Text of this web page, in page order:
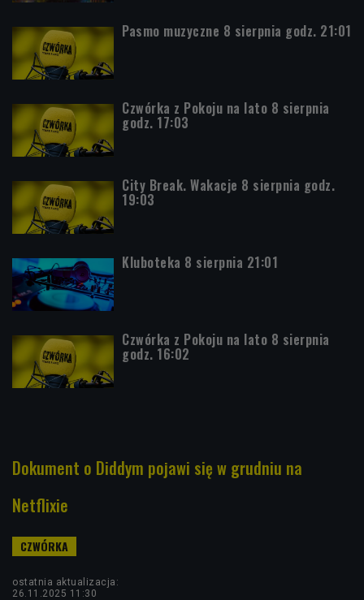
Pasmo muzyczne 8 sierpnia godz. 21:01
Czwórka z Pokoju na lato 8 sierpnia
godz. 17:03
City Break. Wakacje 8 sierpnia godz.
19:03
Kluboteka 8 sierpnia 21:01
Czwórka z Pokoju na lato 8 sierpnia
godz. 16:02
Dokument o Diddym pojawi się w grudniu na
Netflixie
ostatnia aktualizacja:
26.11.2025 11:30